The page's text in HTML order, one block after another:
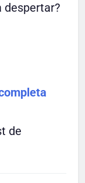
despertar?
de